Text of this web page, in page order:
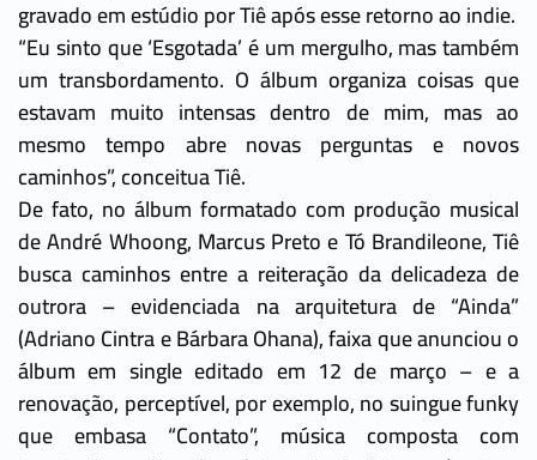
gravado em estúdio por Tiê após esse retorno ao indie.
“Eu sinto que ‘Esgotada’ é um mergulho, mas também
um transbordamento. O álbum organiza coisas que
estavam muito intensas dentro de mim, mas ao
mesmo tempo abre novas perguntas e novos
caminhos”, conceitua Tiê.
De fato, no álbum formatado com produção musical
de André Whoong, Marcus Preto e Tó Brandileone, Tiê
busca caminhos entre a reiteração da delicadeza de
outrora – evidenciada na arquitetura de “Ainda”
(Adriano Cintra e Bárbara Ohana), faixa que anunciou o
álbum em single editado em 12 de março – e a
renovação, perceptível, por exemplo, no suingue funky
que embasa “Contato”, música composta com